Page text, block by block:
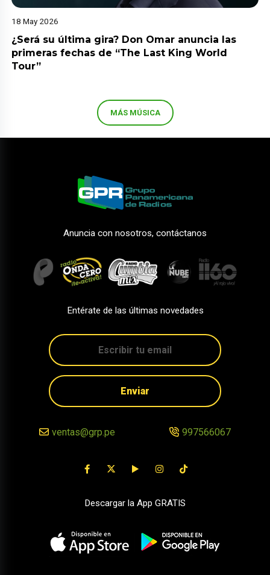
18 May 2026
¿Será su última gira? Don Omar anuncia las
primeras fechas de “The Last King World
Tour”
MÁS MÚSICA
Anuncia con nosotros, contáctanos
Entérate de las últimas novedades
Enviar
ventas@grp.pe 997566067
Descargar la App GRATIS